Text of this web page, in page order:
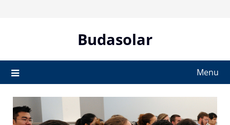
Budasolar
Menu